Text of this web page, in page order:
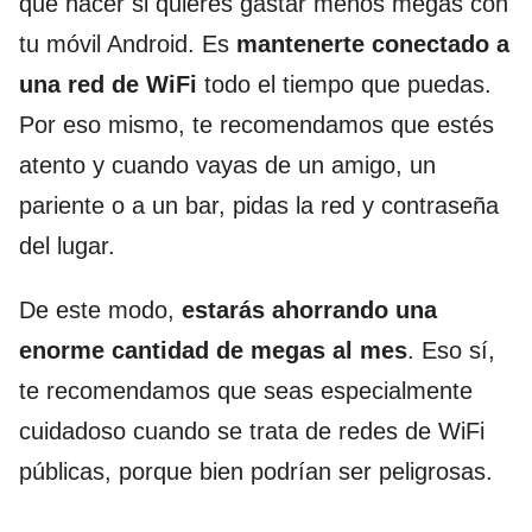
tu móvil Android. Es mantenerte conectado a
una red de WiFi todo el tiempo que puedas.
Por eso mismo, te recomendamos que estés
atento y cuando vayas de un amigo, un
pariente o a un bar, pidas la red y contraseña
del lugar.
De este modo, estarás ahorrando una
enorme cantidad de megas al mes. Eso sí,
te recomendamos que seas especialmente
cuidadoso cuando se trata de redes de WiFi
públicas, porque bien podrían ser peligrosas.